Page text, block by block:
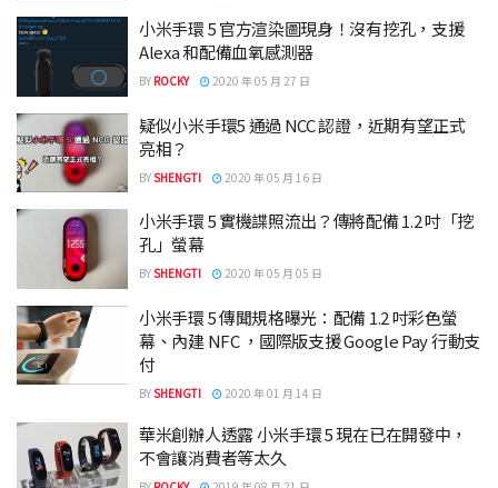
小米手環 5 官方渲染圖現身！沒有挖孔，支援
Alexa 和配備血氧感測器
BY ROCKY 2020 年 05 月 27 日
疑似小米手環5 通過 NCC 認證，近期有望正式
亮相？
BYSHENGTI 2020 年 05 月 16 日
小米手環 5 實機諜照流出？傳將配備 1.2 吋「挖
孔」螢幕
BYSHENGTI 2020 年 05 月 05 日
小米手環 5 傳聞規格曝光：配備 1.2 吋彩色螢
幕、內建 NFC ，國際版支援 Google Pay 行動支
付
BYSHENGTI 2020 年 01 月 14 日
華米創辦人透露 小米手環 5 現在已在開發中，
不會讓消費者等太久